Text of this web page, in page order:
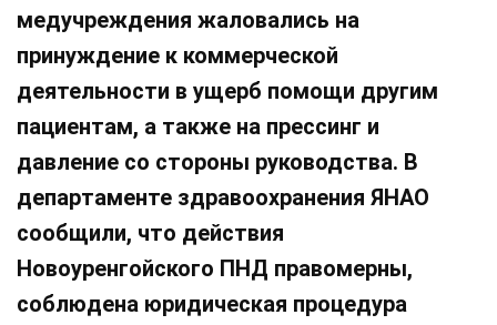
медучреждения жаловались на
принуждение к коммерческой
деятельности в ущерб помощи другим
пациентам, а также на прессинг и
давление со стороны руководства. В
департаменте здравоохранения ЯНАО
сообщили, что действия
Новоуренгойского ПНД правомерны,
соблюдена юридическая процедура